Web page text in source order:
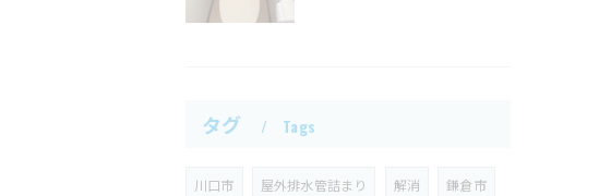
タグ Tags
川口市 屋外排水管詰まり 解消 鎌倉市